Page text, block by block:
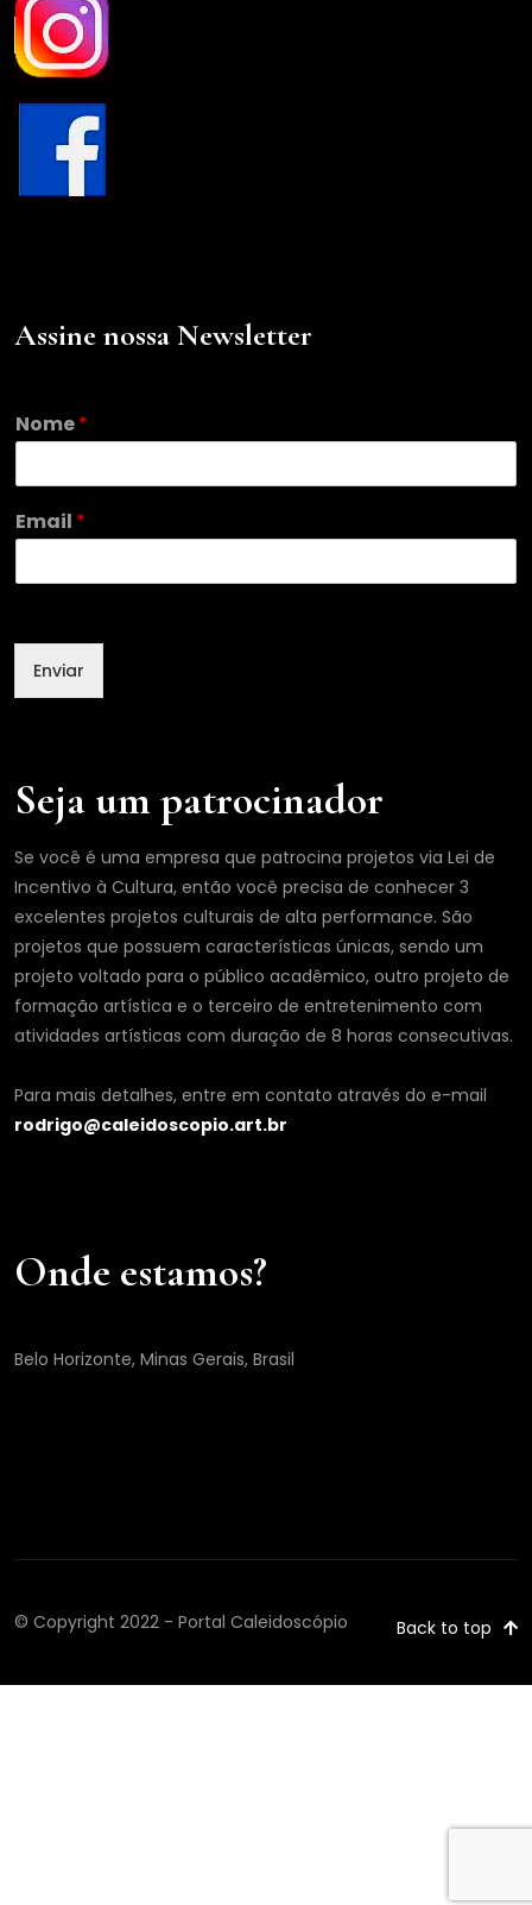
Assine nossa Newsletter
Nome*
E
m
i
o
e
Email *
Enviar
Seja um patrocinador
Se você é uma empresa que patrocina projetos via Lei de
Incentivo à Cultura, então você precisa de conhecer 3
excelentes projetos culturais de alta performance. São
projetos que possuem características únicas, sendo um
projeto voltado para o público acadêmico, outro projeto de
formação artística e o terceiro de entretenimento com
atividades artísticas com duração de 8 horas consecutivas.
Para mais detalhes, entre em contato através do e-mail
rodrigo@caleidoscopio.art.br
Onde estamos?
Belo Horizonte, Minas Gerais, Brasil
© Copyright 2022 - Portal Caleidoscópio Back to top